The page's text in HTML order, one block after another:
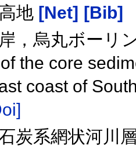
地 [Net] [Bib]
，烏丸ボーリ
the core
coast of
炭系網状河川